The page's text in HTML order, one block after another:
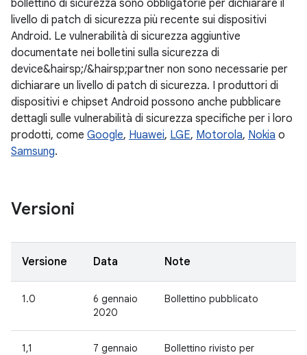
bollettino di sicurezza sono obbligatorie per dichiarare il
livello di patch di sicurezza più recente sui dispositivi
Android. Le vulnerabilità di sicurezza aggiuntive
documentate nei bolletini sulla sicurezza di
device&hairsp;/&hairsp;partner non sono necessarie per
dichiarare un livello di patch di sicurezza. I produttori di
dispositivi e chipset Android possono anche pubblicare
dettagli sulle vulnerabilità di sicurezza specifiche per i loro
prodotti, come Google, Huawei, LGE, Motorola, Nokia o
Samsung.
Versioni
Versione Data Note
1.0
6 gennaio
2020
Bollettino pubblicato
1,1
7 gennaio
Bollettino rivisto per